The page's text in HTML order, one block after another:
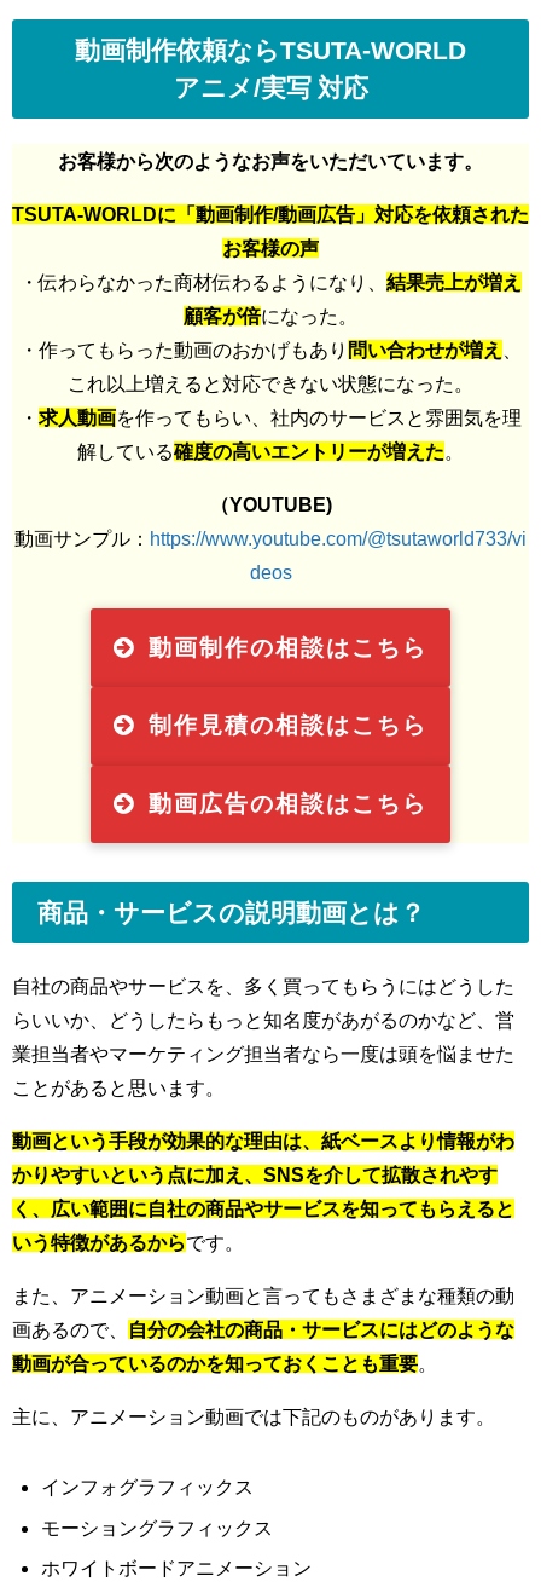
動画制作依頼ならTSUTA-WORLD
アニメ/実写 対応
お客様から次のようなお声をいただいています。
TSUTA-WORLDに「動画制作/動画広告」対応を依頼された
お客様の声
・伝わらなかった商材伝わるようになり、 結果売上が増え
顧客が倍になった。
・作ってもらった動画のおかげもあり 問い合わせが増え
これ以上増えると対応できない状態になった。
・ 求人動画を作ってもらい、社内のサービスと雰囲気を理
解している確度の高いエントリーが増えた。
（YOUTUBE)
動画サンプル： https://www.youtube.com/@tsutaworld733/vi
deos
動画制作の相談はこちら
制作見積の相談はこちら
動画広告の相談はこちら
商品・サービスの説明動画とは？
自社の商品やサービスを、多く買ってもらうにはどうした
らいいか、どうしたらもっと知名度があがるのかなど、営
業担当者やマーケティング担当者なら一度は頭を悩ませた
ことがあると思います。
動画という手段が効果的な理由は、紙ベースより情報がわ
かりやすいという点に加え、SNSを介して拡散されやす
く、広い範囲に自社の商品やサービスを知ってもらえると
いう特徴があるからです。
また、アニメーション動画と言ってもさまざまな種類の動
画あるので、
自分の会社の商品・サービスにはどのような
動画が合っているのかを知っておくことも重要。
主に、アニメーション動画では下記のものがあります。
インフォグラフィックス
モーショングラフィックス
ホワイトボードアニメーション